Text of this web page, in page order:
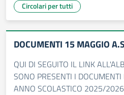
Circolari per tutti
DOCUMENTI 15 MAGGIO
QUI DI SEGUITO IL LINK
SONO PRESENTI I
ANNO SCOLASTICO 2025/2026